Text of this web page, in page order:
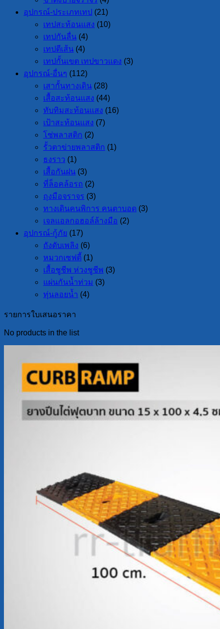
อุปกรณ์-ประเภทเทป
(21)
เทปสะท้อนแสง (10)
เทปกันลื่น (4)
เทปตีเส้น (4)
เทปกั้นเขต เทปขาวแดง (3)
อุปกรณ์-อื่นๆ (112)
เสากั้นทางเดิน (28)
เสื้อสะท้อนแสง (44)
ทับทิมสะท้อนแสง (16)
เป้าสะท้อนแสง (7)
โซ่พลาสติก (2)
รั้วตาข่ายพลาสติก (1)
ธงราว (1)
เสื้อกันฝน (3)
ที่ล็อคล้อรถ (2)
ถุงมือจราจร (3)
ทางเดินคนพิการ คนตาบอด (3)
เจลแอลกอฮอล์ล้างมือ (2)
อุปกรณ์-กู้ภัย (17)
ถังดับเพลิง (6)
หมวกเซฟตี้ (1)
เสื้อชูชีพ ห่วงชูชีพ (3)
แผ่นกันน้ำท่วม (3)
ทุ่นลอยน้ำ (4)
รายการใบเสนอราคา
No products in the list